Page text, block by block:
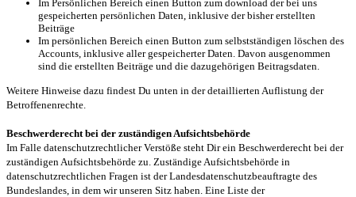
Im Persönlichen Bereich einen Button zum download der bei uns
gespeicherten persönlichen Daten, inklusive der bisher erstellten
Beiträge
Im persönlichen Bereich einen Button zum selbstständigen löschen des
Accounts, inklusive aller gespeicherter Daten. Davon ausgenommen
sind die erstellten Beiträge und die dazugehörigen Beitragsdaten.
Weitere Hinweise dazu findest Du unten in der detaillierten Auflistung der
Betroffenenrechte.
Beschwerderecht bei der zuständigen Aufsichtsbehörde
Im Falle datenschutzrechtlicher Verstöße steht Dir ein Beschwerderecht bei der
zuständigen Aufsichtsbehörde zu. Zuständige Aufsichtsbehörde in
datenschutzrechtlichen Fragen ist der Landesdatenschutzbeauftragte des
Bundeslandes, in dem wir unseren Sitz haben. Eine Liste der